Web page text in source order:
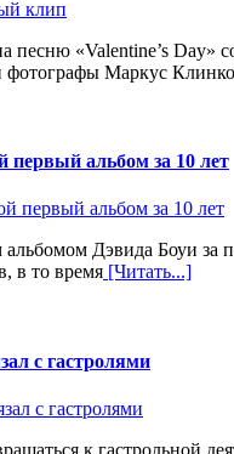
песню «Valentine’s Day»
фотографы Маркус
первый альбом за 10 лет
Дэвида Боуи за
в то время [Читать...]
с гастролями
к гастрольной